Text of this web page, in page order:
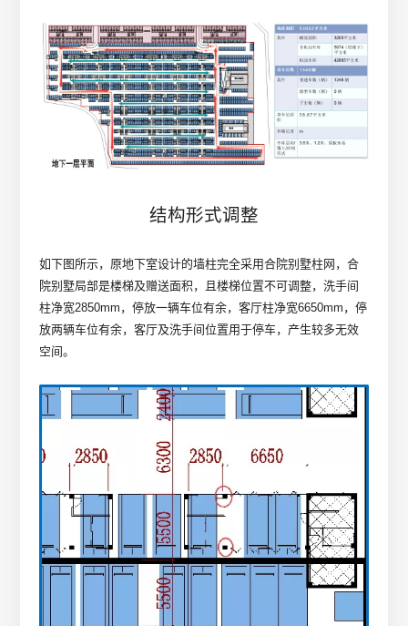
结构形式调整
如下图所示，原地下室设计的墙柱完全采用合院别墅柱网，合
院别墅局部是楼梯及赠送面积，且楼梯位置不可调整，洗手间
柱净宽2850mm，停放一辆车位有余，客厅柱净宽6650mm，停
放两辆车位有余，客厅及洗手间位置用于停车，产生较多无效
空间。